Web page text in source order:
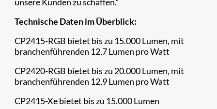
Technische Daten im Überblick:
CP2415-RGB bietet bis zu 15.000 Lumen, mit
branchenführenden 12,7 Lumen pro Watt
CP2420-RGB bietet bis zu 20.000 Lumen, mit
branchenführenden 12,9 Lumen pro Watt
CP2415-Xe bietet bis zu 15.000 Lumen